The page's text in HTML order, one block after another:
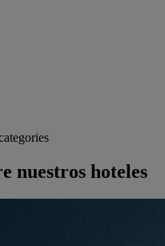
nuestros hoteles